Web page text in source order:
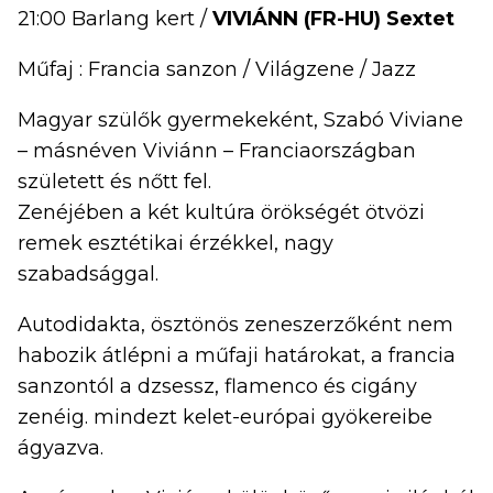
21:00 Barlang kert / VIVIÁNN (FR-HU) Sextet
Műfaj : Francia sanzon / Világzene / Jazz
Magyar szülők gyermekeként, Szabó Viviane
– másnéven Viviánn – Franciaországban
született és nőtt fel.
Zenéjében a két kultúra örökségét ötvözi
remek esztétikai érzékkel, nagy
szabadsággal.
Autodidakta, ösztönös zeneszerzőként nem
habozik átlépni a műfaji határokat, a francia
sanzontól a dzsessz, flamenco és cigány
zenéig. mindezt kelet-európai gyökereibe
ágyazva.